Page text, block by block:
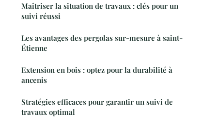
Maîtriser la situation de travaux : clés pour un
suivi réussi
Les avantages des pergolas sur-mesure à saint-
Étienne
Extension en bois : optez pour la durabilité à
ancenis
Stratégies efficaces pour garantir un suivi de
travaux optimal